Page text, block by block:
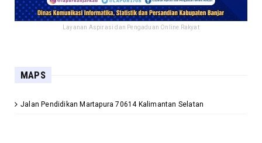
Layanan Aspirasi dan Pengaduan Online Rakyat
MAPS
Jalan Pendidikan Martapura 70614 Kalimantan Selatan